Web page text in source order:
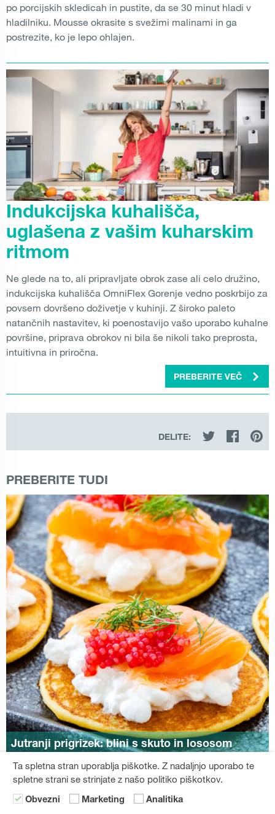
po porcijskih skledicah in pustite, da se 30 minut hladi v
hladilniku. Mousse okrasite s svežimi malinami in ga
postrezite, ko je lepo ohlajen.
Indukcijska kuhališča,
uglašena z vašim kuharskim
ritmom
Ne glede na to, ali pripravljate obrok zase ali celo družino,
indukcijska kuhališča OmniFlex Gorenje vedno poskrbijo za
povsem dovršeno doživetje v kuhinji. Z široko paleto
natančnih nastavitev, ki poenostavijo vašo uporabo kuhalne
površine, priprava obrokov ni bila še nikoli tako preprosta,
intuitivna in priročna.
PREBERITE VEČ
DELITE:
PREBERITE TUDI
Jutranji prigrizek: blini s skuto in lososom
Ta spletna stran uporablja piškotke. Z nadaljnjo uporabo te
spletne strani se strinjate z našo politiko piškotkov.
Obvezni Marketing Analitika